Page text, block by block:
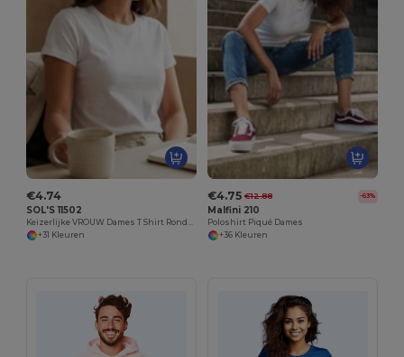
€4.74
SOL'S 11502
+31 Kleuren
€4.75 €12.88 -63%
Malfini 210
Poloshirt Piqué Dames
+36 Kleuren